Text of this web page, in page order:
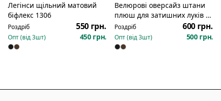
Легінси щільний матовий
біфлекс 1306
Роздріб 550 грн.
Опт (від3шт) 450 грн.
Велюрові оверсайз штани
плюш для затишних луків з
затяжками знизу 1250
Роздріб 600 грн.
Опт (від3шт) 500 грн.